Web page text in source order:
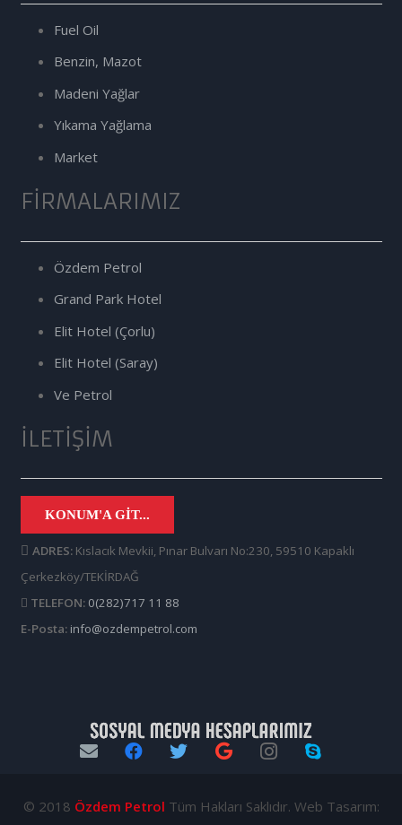
Fuel Oil
Benzin, Mazot
Madeni Yağlar
Yıkama Yağlama
Market
FIRMALARIMIZ
Özdem Petrol
Grand Park Hotel
Elit Hotel (Çorlu)
Elit Hotel (Saray)
Ve Petrol
İLETIŞIM
KONUM'A GIT...
ADRES: Kıslacık Mevkii, Pınar Bulvarı No:230, 59510 Kapaklı
Çerkezköy/TEKİRDAĞ
TELEFON: 0(282)717 11 88
E-Posta: info@ozdempetrol.com
© 2018 Özdem Petrol Tüm Hakları Saklıdır. Web Tasarım: